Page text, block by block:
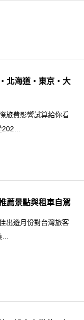
北海道・東京・大
旅費影響試算給你看
薦景點與租車自駕
出遊月份對台灣旅客